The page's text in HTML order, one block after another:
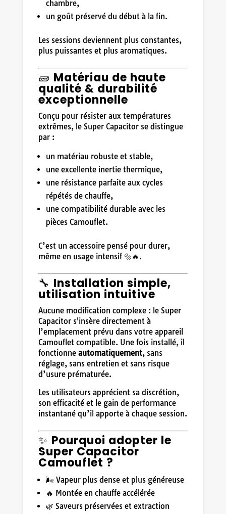
chambre,
un goût préservé du début à la fin.
Les sessions deviennent plus constantes,
plus puissantes et plus aromatiques.
🧱 Matériau de haute
qualité & durabilité
exceptionnelle
Conçu pour résister aux températures
extrêmes, le Super Capacitor se distingue
par :
un matériau robuste et stable,
une excellente inertie thermique,
une résistance parfaite aux cycles
répétés de chauffe,
une compatibilité durable avec les
pièces Camouflet.
C’est un accessoire pensé pour durer,
même en usage intensif 🔩🔥.
🔧 Installation simple,
utilisation intuitive
Aucune modification complexe : le Super
Capacitor s'insère directement à
l’emplacement prévu dans votre appareil
Camouflet compatible. Une fois installé, il
fonctionne automatiquement, sans
réglage, sans entretien et sans risque
d’usure prématurée.
Les utilisateurs apprécient sa discrétion,
son efficacité et le gain de performance
instantané qu’il apporte à chaque session.
✨ Pourquoi adopter le
Super Capacitor
Camouflet ?
🌬️ Vapeur plus dense et plus généreuse
🔥 Montée en chauffe accélérée
🌿 Saveurs préservées et extraction